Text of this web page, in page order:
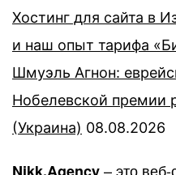
Хостинг для сайта в
и наш опыт тарифа
Шмуэль Агнон:
Нобелевской премии
(Украина) 08.08.2026
– это веб-